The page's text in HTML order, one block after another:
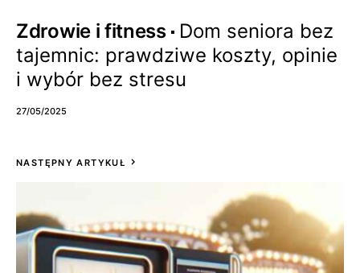
Zdrowie i fitness
Dom seniora bez
tajemnic: prawdziwe koszty, opinie
i wybór bez stresu
27/05/2025
NASTĘPNY ARTYKUŁ